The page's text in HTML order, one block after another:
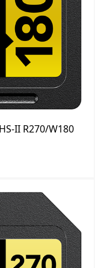
II R270/W180